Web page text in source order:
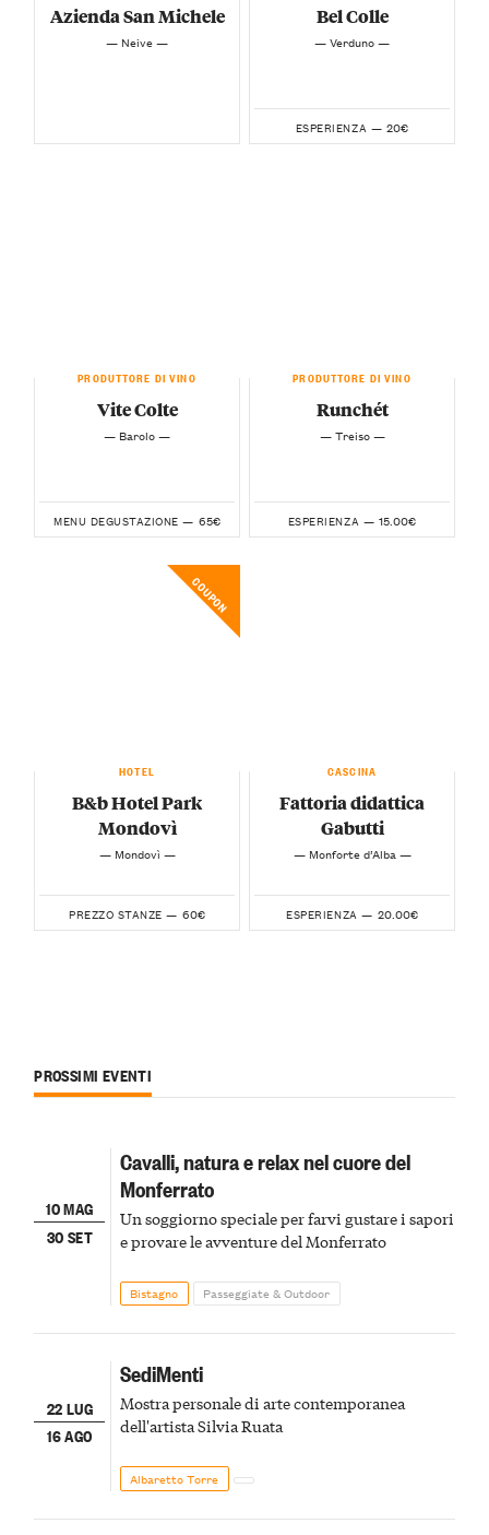
Azienda San Michele
— Neive —
Bel Colle
— Verduno —
ESPERIENZA — 20€
PRODUTTORE DI VINO
Vite Colte
— Barolo —
MENU DEGUSTAZIONE — 65€
PRODUTTORE DI VINO
Runchét
— Treiso —
ESPERIENZA — 15.00€
COUPON
HOTEL
B&b Hotel Park
Mondovì
— Mondovì —
PREZZO STANZE — 60€
CASCINA
Fattoria didattica
Gabutti
— Monforte d’Alba —
ESPERIENZA — 20.00€
PROSSIMI EVENTI
10 MAG
30 SET
Cavalli, natura e relax nel cuore del
Monferrato
Un soggiorno speciale per farvi gustare i sapori
e provare le avventure del Monferrato
Bistagno Passeggiate & Outdoor
22 LUG
16 AGO
SediMenti
Mostra personale di arte contemporanea
dell'artista Silvia Ruata
Albaretto Torre